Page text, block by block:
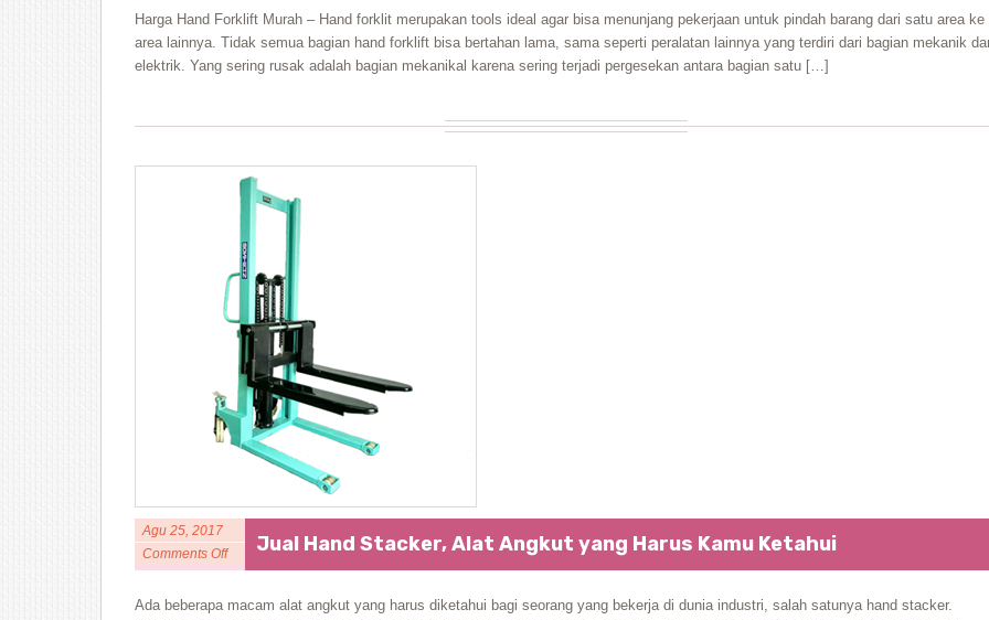
Harga Hand Forklift Murah – Hand forklit merupakan tools ideal agar bisa menunjang pekerjaan untuk pindah barang dari satu area ke
area lainnya. Tidak semua bagian hand forklift bisa bertahan lama, sama seperti peralatan lainnya yang terdiri dari bagian mekanik
elektrik. Yang sering rusak adalah bagian mekanikal karena sering terjadi pergesekan antara bagian satu […]
Agu 25, 2017
Comments Off
Jual Hand Stacker, Alat Angkut yang Harus Kamu Ketahui
Ada beberapa macam alat angkut yang harus diketahui bagi seorang yang bekerja di dunia industri, salah satunya hand stacker.